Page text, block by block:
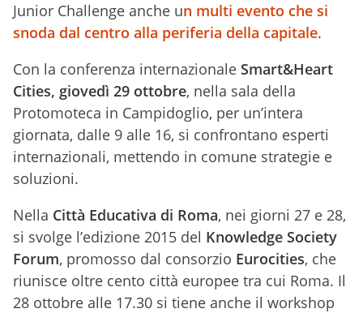
Junior Challenge anche un multi evento che si
snoda dal centro alla periferia della capitale.
Con la conferenza internazionale Smart&Heart
Cities, giovedì 29 ottobre, nella sala della
Protomoteca in Campidoglio, per un’intera
giornata, dalle 9 alle 16, si confrontano esperti
internazionali, mettendo in comune strategie e
soluzioni.
Nella Città Educativa di Roma, nei giorni 27 e 28,
si svolge l’edizione 2015 del Knowledge Society
Forum, promosso dal consorzio Eurocities, che
riunisce oltre cento città europee tra cui Roma. Il
28 ottobre alle 17.30 si tiene anche il workshop